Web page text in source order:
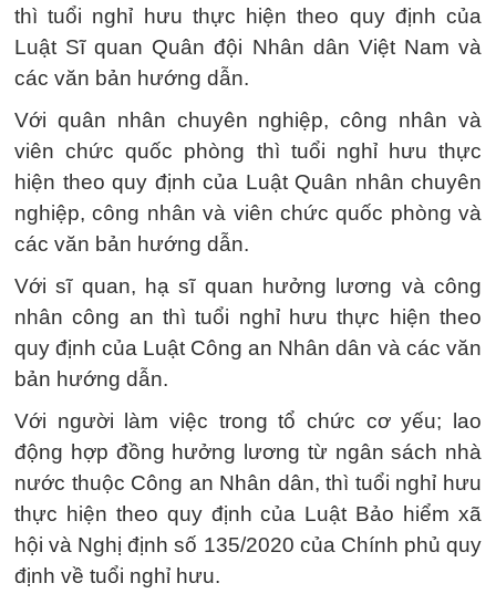
thì tuổi nghỉ hưu thực hiện theo quy định của
Luật Sĩ quan Quân đội Nhân dân Việt Nam và
các văn bản hướng dẫn.
Với quân nhân chuyên nghiệp, công nhân và
viên chức quốc phòng thì tuổi nghỉ hưu thực
hiện theo quy định của Luật Quân nhân chuyên
nghiệp, công nhân và viên chức quốc phòng và
các văn bản hướng dẫn.
Với sĩ quan, hạ sĩ quan hưởng lương và công
nhân công an thì tuổi nghỉ hưu thực hiện theo
quy định của Luật Công an Nhân dân và các văn
bản hướng dẫn.
Với người làm việc trong tổ chức cơ yếu; lao
động hợp đồng hưởng lương từ ngân sách nhà
nước thuộc Công an Nhân dân, thì tuổi nghỉ hưu
thực hiện theo quy định của Luật Bảo hiểm xã
hội và Nghị định số 135/2020 của Chính phủ quy
định về tuổi nghỉ hưu.